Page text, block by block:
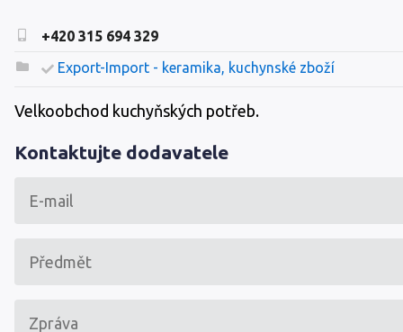
+420 315 694 329
Export-Import - keramika, kuchynské zboží
Velkoobchod kuchyňských potřeb.
Kontaktujte dodavatele